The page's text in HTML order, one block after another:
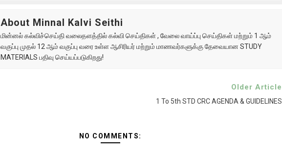
About Minnal Kalvi Seithi
மின்னல் கல்விச்செய்தி வலைதளத்தில் கல்வி செய்திகள் , வேலை வாய்ப்பு செய்திகள் மற்றும் 1 ஆம்
வகுப்பு முதல் 12 ஆம் வகுப்பு வரை உள்ள ஆசிரியர் மற்றும் மாணவர்களுக்கு தேவையான STUDY
MATERIALS பதிவு செய்யப்படுகிறது!
Older Article
1 To 5th STD CRC AGENDA & GUIDELINES
NO COMMENTS: